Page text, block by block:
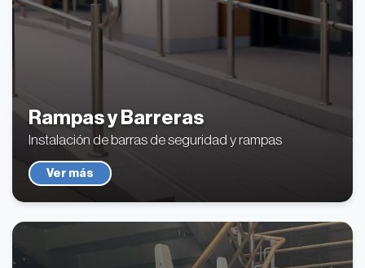
Rampas y Barreras
Instalación de barras de seguridad y rampas
Ver más